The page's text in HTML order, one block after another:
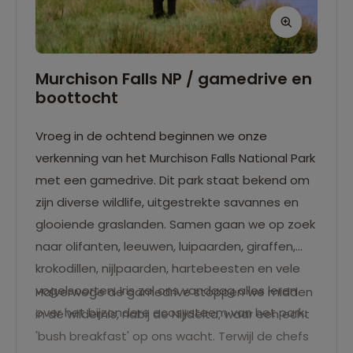
Murchison Falls NP / gamedrive en
boottocht
Vroeg in de ochtend beginnen we onze
verkenning van het Murchison Falls National Park
met een gamedrive. Dit park staat bekend om
zijn diverse wildlife, uitgestrekte savannes en
glooiende graslanden. Samen gaan we op zoek
naar olifanten, leeuwen, luipaarden, giraffen,
krokodillen, nijlpaarden, hartebeesten en vele
vogelsoorten. Iris zal ons vandaag alles leren
over het bijzondere ecosysteem van het park.
Halverwege de gamedrive stoppen we midden
in de wildernis, nabij de Nijldelta, waar een echt
'bush breakfast' op ons wacht. Terwijl de chefs